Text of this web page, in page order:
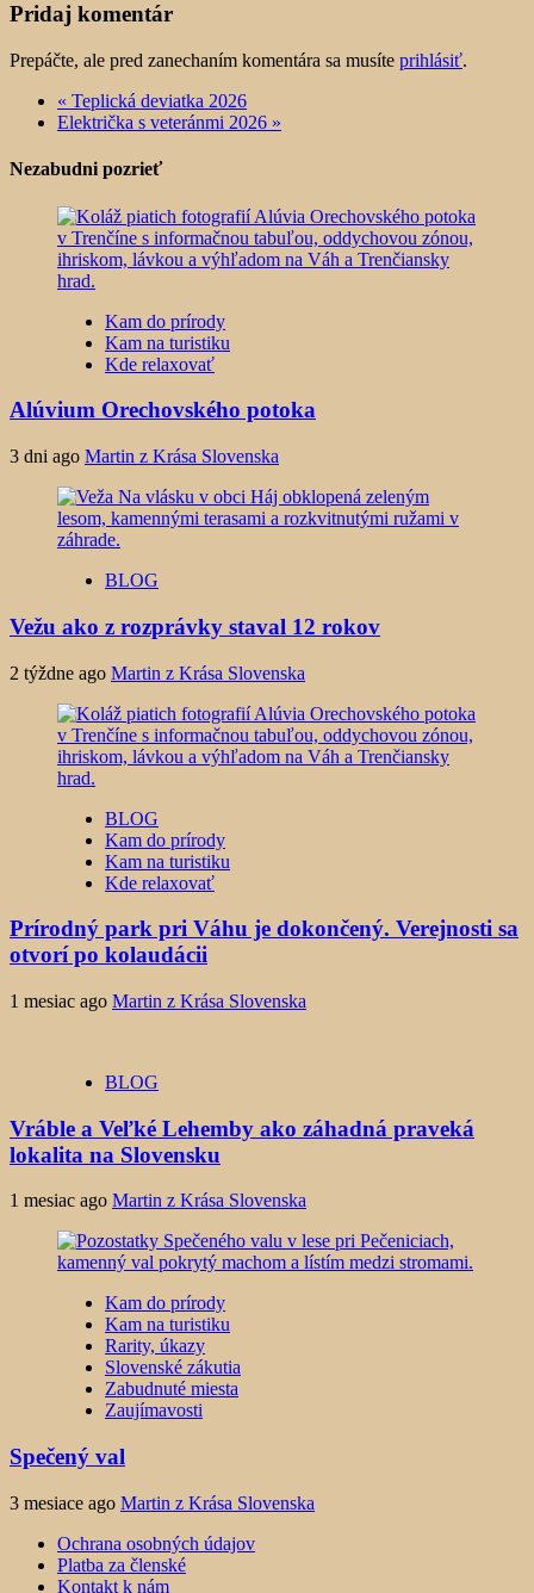
Pridaj komentár
Prepáčte, ale pred zanechaním komentára sa musíte prihlásiť.
« Teplická deviatka 2026
Električka s veteránmi 2026 »
Nezabudni pozrieť
Kam do prírody
Kam na turistiku
Kde relaxovať
Alúvium Orechovského potoka
3 dni ago Martin z Krása Slovenska
BLOG
Vežu ako z rozprávky staval 12 rokov
2 týždne ago Martin z Krása Slovenska
BLOG
Kam do prírody
Kam na turistiku
Kde relaxovať
Prírodný park pri Váhu je dokončený. Verejnosti sa
otvorí po kolaudácii
1 mesiac ago Martin z Krása Slovenska
BLOG
Vráble a Veľké Lehemby ako záhadná praveká
lokalita na Slovensku
1 mesiac ago Martin z Krása Slovenska
Kam do prírody
Kam na turistiku
Rarity, úkazy
Slovenské zákutia
Zabudnuté miesta
Zaujímavosti
Spečený val
3 mesiace ago Martin z Krása Slovenska
Ochrana osobných údajov
Platba za členské
Kontakt k nám